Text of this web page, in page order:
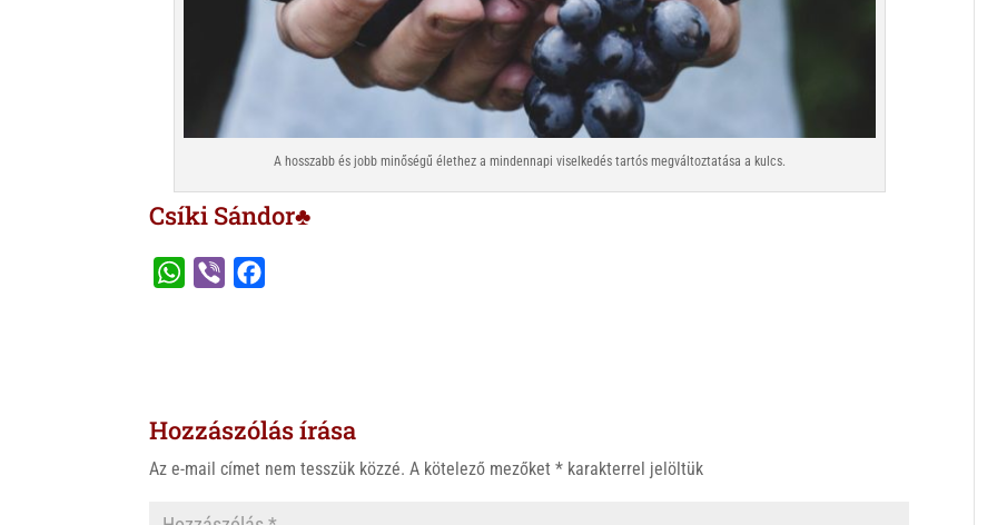
A hosszabb és jobb minőségű élethez a mindennapi viselkedés tartós megváltoztatása a kulcs.
Csíki Sándor♣
W
A
o
Hozzászólás írása
Az e-mail címet nem tesszük közzé. A kötelező mezőket* karakterrel jelöltük